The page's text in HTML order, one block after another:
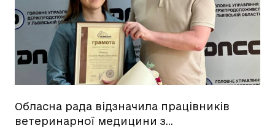
Обласна рада відзначила працівників
ветеринарної медицини з…